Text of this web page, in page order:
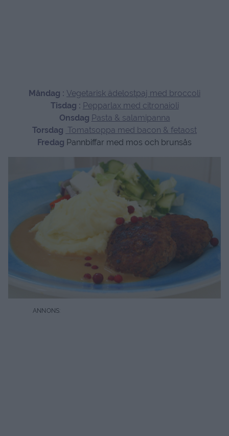
Måndag : Vegetarisk ädelostpaj med broccoli
Tisdag : Pepparlax med citronaioli
Onsdag Pasta & salamipanna
Torsdag Tomatsoppa med bacon & fetaost
Fredag Pannbiffar med mos och brunsås